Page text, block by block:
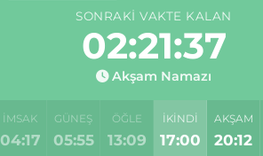
SONRAKI VAKTE KALAN
02:21:36
Akşam Namazı
İMSAK
04:17
GÜNEŞ
05:55
ÖĞLE
13:09
İKINDI
17:00
AKŞAM
20:12